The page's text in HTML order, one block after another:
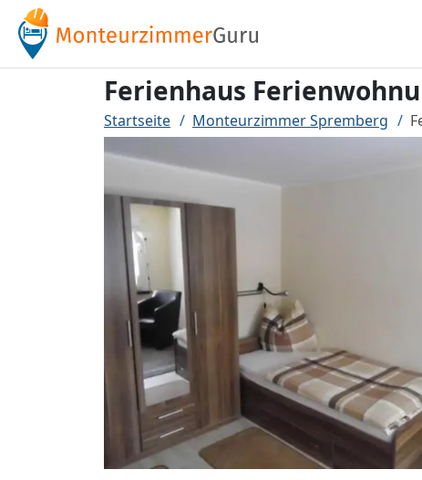
Ferienhaus
Startseite Monteurzimmer Spremberg